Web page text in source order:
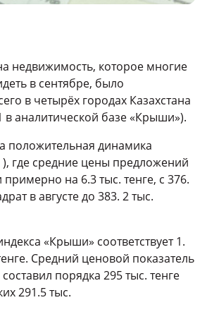
недвижимость, которое многие
в сентябре, было
в четырёх городах Казахстана
аналитической базе «Крыши»).
положительная динамика
), где средние цены предложений
на 6.3 тыс. тенге, с 376.
в августе до 383. 2 тыс.
«Крыши» соответствует 1.
Средний ценовой показатель
порядка 295 тыс. тенге
291.5 тыс.